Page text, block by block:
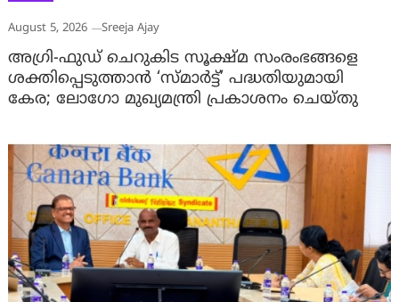
August 5, 2026 Sreeja Ajay
അഗ്രി-ഫുഡ് ചെറുകിട സൂക്ഷ്മ സംരംഭങ്ങളെ
ശക്തിപ്പെടുത്താന്‍ ‘സ്മാര്‍ട്ട്’ പദ്ധതിയുമായി
കേര; ലോഗോ മുഖ്യമന്ത്രി പ്രകാശനം ചെയ്തു